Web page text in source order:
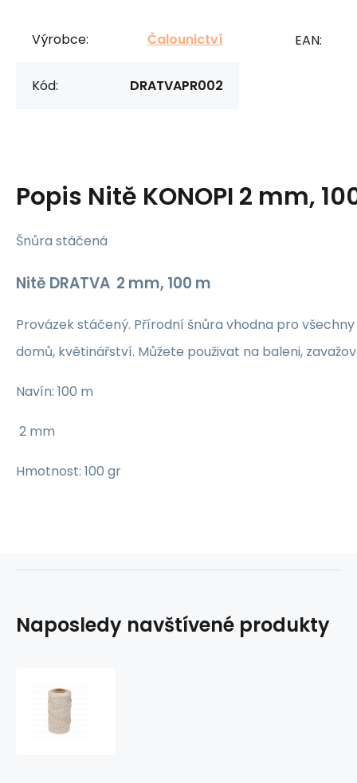
Výrobce: Čalounictví
Kód: DRATVAPR002
EAN:
Popis Nitě KONOPI 2 mm,
Šnůra stáčená
Nitě DRATVA 2 mm, 100 m
Provázek stáčený. Přírodní šnůra vhodna pro
domů, květinářství. Můžete použivat na baleni,
Navín: 100 m
2 mm
Hmotnost: 100 gr
Naposledy navštívené produkty